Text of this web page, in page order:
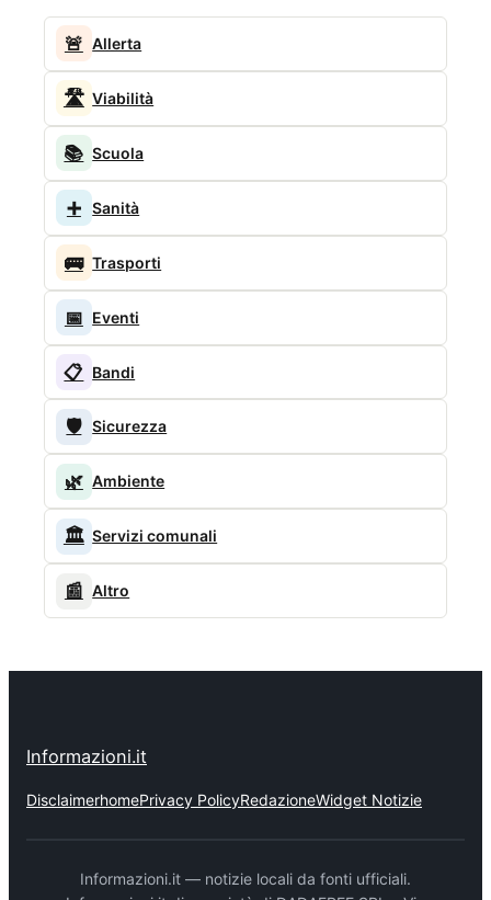
🚨 Allerta
🛣️ Viabilità
📚 Scuola
➕ Sanità
🚌 Trasporti
📅 Eventi
📋 Bandi
🛡️ Sicurezza
🌿 Ambiente
🏛️ Servizi comunali
📰 Altro
Informazioni.it
DisclaimerhomePrivacy PolicyRedazioneWidget Notizie
Informazioni.it — notizie locali da fonti ufficiali.